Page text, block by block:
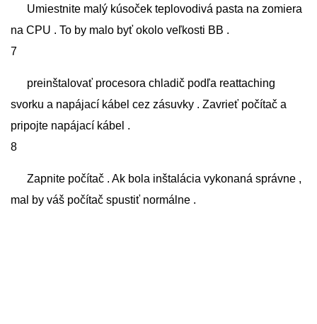
Umiestnite malý kúsoček teplovodivá pasta na zomiera
na CPU . To by malo byť okolo veľkosti BB .
7
preinštalovať procesora chladič podľa reattaching
svorku a napájací kábel cez zásuvky . Zavrieť počítač a
pripojte napájací kábel .
8
Zapnite počítač . Ak bola inštalácia vykonaná správne ,
mal by váš počítač spustiť normálne .